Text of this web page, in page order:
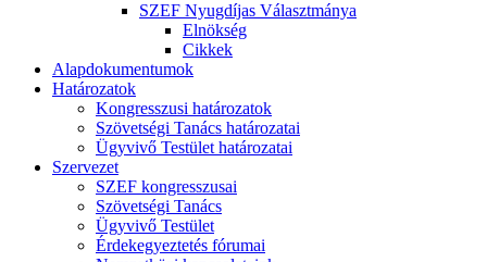
SZEF Nyugdíjas Választmánya
Elnökség
Cikkek
Alapdokumentumok
Határozatok
Kongresszusi határozatok
Szövetségi Tanács határozatai
Ügyvivő Testület határozatai
Szervezet
SZEF kongresszusai
Szövetségi Tanács
Ügyvivő Testület
Érdekegyeztetés fórumai